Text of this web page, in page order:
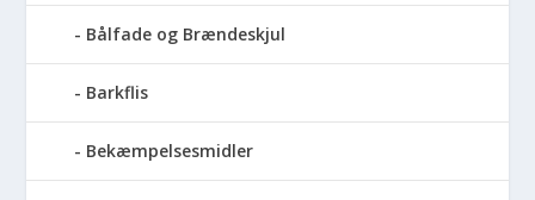
Bålfade og Brændeskjul
Barkflis
Bekæmpelsesmidler